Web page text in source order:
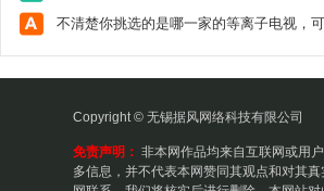
Copyright © 无锡据风网络科技有限公司
免责声明： 非本网作品均来自互联网或用
多信息，并不代表本网赞同其观点和对其